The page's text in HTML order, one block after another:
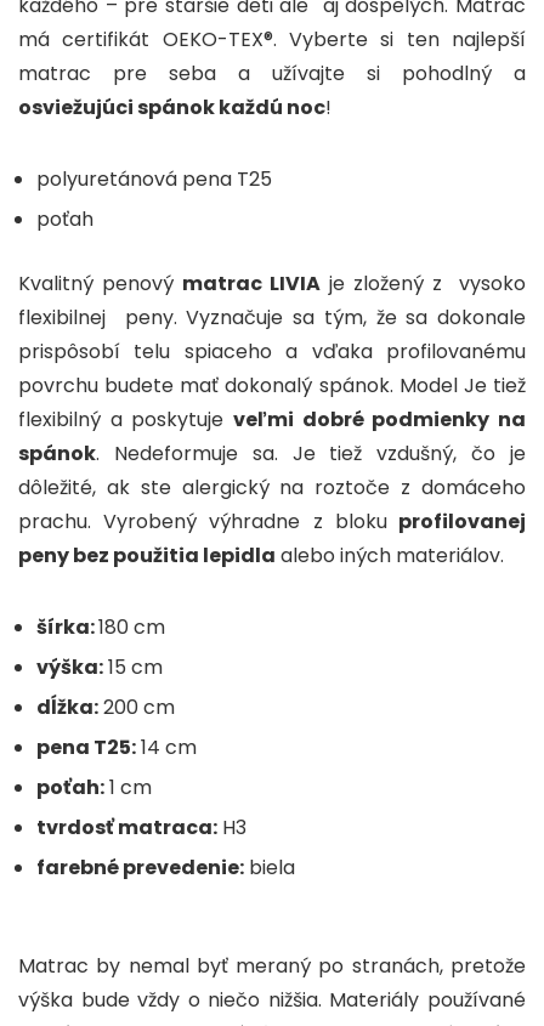
každého – pre staršie deti ale aj dospelých. Matrac
má certifikát OEKO-TEX®. Vyberte si ten najlepší
matrac pre seba a užívajte si pohodlný a
osviežujúci spánok každú noc!
polyuretánová pena T25
poťah
Kvalitný penový matrac LIVIA je zložený z vysoko
flexibilnej peny. Vyznačuje sa tým, že sa dokonale
prispôsobí telu spiaceho a vďaka profilovanému
povrchu budete mať dokonalý spánok. Model Je tiež
flexibilný a poskytuje veľmi dobré podmienky na
spánok. Nedeformuje sa. Je tiež vzdušný, čo je
dôležité, ak ste alergický na roztoče z domáceho
prachu. Vyrobený výhradne z blokuprofilovanej
peny bez použitia lepidla alebo iných materiálov.
šírka:180 cm
výška:15 cm
dĺžka:200 cm
pena T25:14 cm
poťah:1 cm
tvrdosť matraca: H3
farebné prevedenie: biela
Matrac by nemal byť meraný po stranách, pretože
výška bude vždy o niečo nižšia. Materiály používané